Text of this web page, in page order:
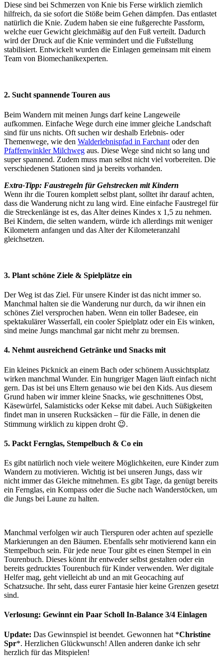
Diese sind bei Schmerzen von Knie bis Ferse wirklich ziemlich
hilfreich, da sie sofort die Stöße beim Gehen dämpfen. Das entlastet
natürlich die Knie. Zudem haben sie eine fußgerechte Passform,
welche euer Gewicht gleichmäßig auf den Fuß verteilt. Dadurch
wird der Druck auf die Knie vermindert und die Fußstellung
stabilisiert. Entwickelt wurden die Einlagen gemeinsam mit einem
Team von Biomechanikexperten.
2. Sucht spannende Touren aus
Beim Wandern mit meinen Jungs darf keine Langeweile
aufkommen. Einfache Wege durch eine immer gleiche Landschaft
sind für uns nichts. Oft suchen wir deshalb Erlebnis- oder
Themenwege, wie den Walderlebnispfad in Farchant oder den
Pfaffenwinkler Milchweg aus. Diese Wege sind nicht so lang und
super spannend. Zudem muss man selbst nicht viel vorbereiten. Die
verschiedenen Stationen sind ja bereits vorhanden.
Extra-Tipp: Faustregeln für Gehstrecken mit Kindern
Wenn ihr die Touren komplett selbst plant, solltet ihr darauf achten,
dass die Wanderung nicht zu lang wird. Eine einfache Faustregel für
die Streckenlänge ist es, das Alter deines Kindes x 1,5 zu nehmen.
Bei Kindern, die selten wandern, würde ich allerdings mit weniger
Kilometern anfangen und das Alter der Kilometeranzahl
gleichsetzen.
3. Plant schöne Ziele & Spielplätze ein
Der Weg ist das Ziel. Für unsere Kinder ist das nicht immer so.
Manchmal halten sie die Wanderung nur durch, da wir ihnen ein
schönes Ziel versprochen haben. Wenn ein toller Badesee, ein
spektakulärer Wasserfall, ein cooler Spielplatz oder ein Eis winken,
sind meine Jungs manchmal gar nicht mehr zu bremsen.
4. Nehmt ausreichend Getränke und Snacks mit
Ein kleines Picknick an einem Bach oder schönem Aussichtsplatz
wirken manchmal Wunder. Ein hungriger Magen läuft einfach nicht
gern. Das ist bei uns Eltern genauso wie bei den Kids. Aus diesem
Grund haben wir immer kleine Snacks, wie geschnittenes Obst,
Käsewürfel, Salamisticks oder Kekse mit dabei. Auch Süßigkeiten
findet man in unseren Rucksäcken – für die Fälle, in denen die
Stimmung wirklich zu kippen droht 😉.
5. Packt Fernglas, Stempelbuch & Co ein
Es gibt natürlich noch viele weitere Möglichkeiten, eure Kinder zum
Wandern zu motivieren. Wichtig ist bei unseren Jungs, dass wir
nicht immer das Gleiche mitnehmen. Es gibt Tage, da genügt bereits
ein Fernglas, ein Kompass oder die Suche nach Wanderstöcken, um
die Jungs bei Laune zu halten.
Manchmal verfolgen wir auch Tierspuren oder achten auf spezielle
Markierungen an den Bäumen. Ebenfalls sehr motivierend kann ein
Stempelbuch sein. Für jede neue Tour gibt es einen Stempel in ein
Tourenbuch. Dieses könnt ihr entweder selbst gestalten oder ein
bereits gedrucktes Tourenbuch für Kinder verwenden. Wer digitale
Helfer mag, geht vielleicht ab und an mit Geocaching auf
Schatzsuche. Ihr seht, dass eurer Fantasie hier keine Grenzen gesetzt
sind.
Verlosung: Gewinnt ein Paar Scholl In-Balance 3/4 Einlagen
Update: Das Gewinnspiel ist beendet. Gewonnen hat *Christine
Spr*. Herzlichen Glückwunsch! Allen anderen danke ich sehr
herzlich für das Mitspielen!